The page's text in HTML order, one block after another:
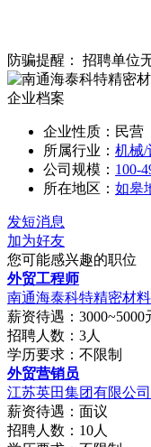
防骗提醒： 招聘单位
企业档案
企业性质：民营
所属行业： 机械/
公司规模： 100-
所在地区： 如皋
发短消息
加为好友
您可能感兴趣的职位
外贸工程师
南通海泰科特精密材
薪资待遇：3000~5000
招聘人数：3人
学历要求：不限制
外贸营销员
江苏英田集团有限公司
薪资待遇：面议
招聘人数：10人